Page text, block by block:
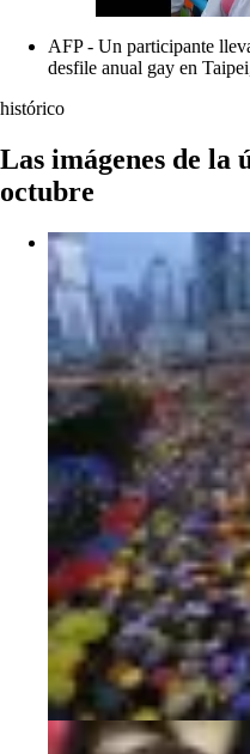
AFP - Un participante
desfile anual gay en
histórico
Las imágenes de la
octubre